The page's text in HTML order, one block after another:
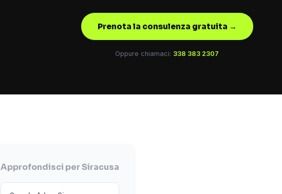
Prenota la consulenza gratuita →
Oppure chiamaci: 338 383 2307
Approfondisci per Siracusa